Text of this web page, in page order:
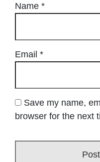
Name *
Email *
Save my name,
browser for the next